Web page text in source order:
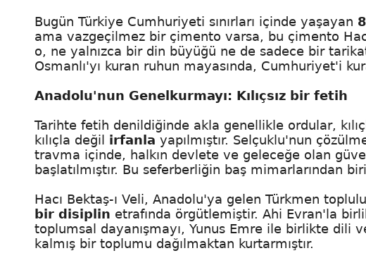
Bugün Türkiye Cumhuriyeti sınırları içinde yaşayan
ama vazgeçilmez bir çimento varsa, bu çimento
o, ne yalnızca bir din büyüğü ne de sadece bir
Osmanlı'yı kuran ruhun mayasında, Cumhuriyet'i
Anadolu'nun Genelkurmayı: Kılıçsız bir fetih
Tarihte fetih denildiğinde akla genellikle ordular,
kılıçla değil irfanla yapılmıştır. Selçuklu'nun
travma içinde, halkın devlete ve geleceğe olan
başlatılmıştır. Bu seferberliğin baş mimarlarından
Hacı Bektaş-ı Veli, Anadolu'ya gelen Türkmen
bir disiplin etrafında örgütlemiştir. Ahi Evran'la
toplumsal dayanışmayı, Yunus Emre ile birlikte dili
kalmış bir toplumu dağılmaktan kurtarmıştır.